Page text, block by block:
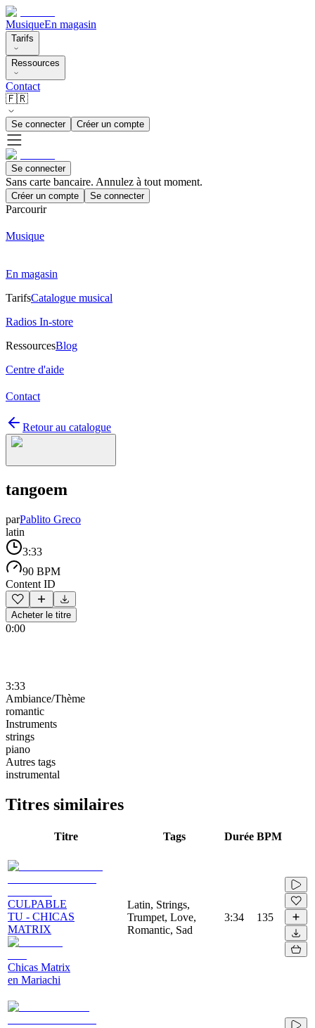
MusiqueEn magasin
Tarifs
Ressources
Contact
🇫🇷
Se connecter Créer un compte
Se connecter
Sans carte bancaire. Annulez à tout moment.
Créer un compte Se connecter
Parcourir
Musique
En magasin
TarifsCatalogue musical
Radios In-store
RessourcesBlog
Centre d'aide
Contact
Retour au catalogue
tangoem
parPablito Greco
latin
3:33
90 BPM
Content ID
Acheter le titre
0:00
3:33
Ambiance/Thème
romantic
Instruments
strings
piano
Autres tags
instrumental
Titres similaires
Titre Tags Durée BPM
CULPABLE
TU - CHICAS
MATRIX
Chicas Matrix
en Mariachi
Latin, Strings,
Trumpet, Love,
Romantic, Sad
3:34 135